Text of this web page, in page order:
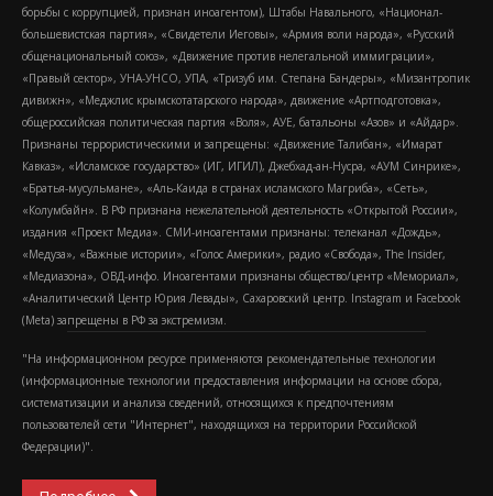
борьбы с коррупцией, признан иноагентом), Штабы Навального, «Национал-
большевистская партия», «Свидетели Иеговы», «Армия воли народа», «Русский
общенациональный союз», «Движение против нелегальной иммиграции»,
«Правый сектор», УНА-УНСО, УПА, «Тризуб им. Степана Бандеры», «Мизантропик
дивижн», «Меджлис крымскотатарского народа», движение «Артподготовка»,
общероссийская политическая партия «Воля», АУЕ, батальоны «Азов» и «Айдар».
Признаны террористическими и запрещены: «Движение Талибан», «Имарат
Кавказ», «Исламское государство» (ИГ, ИГИЛ), Джебхад-ан-Нусра, «АУМ Синрике»,
«Братья-мусульмане», «Аль-Каида в странах исламского Магриба», «Сеть»,
«Колумбайн». В РФ признана нежелательной деятельность «Открытой России»,
издания «Проект Медиа». СМИ-иноагентами признаны: телеканал «Дождь»,
«Медуза», «Важные истории», «Голос Америки», радио «Свобода», The Insider,
«Медиазона», ОВД-инфо. Иноагентами признаны общество/центр «Мемориал»,
«Аналитический Центр Юрия Левады», Сахаровский центр. Instagram и Facebook
(Metа) запрещены в РФ за экстремизм.
"На информационном ресурсе применяются рекомендательные технологии
(информационные технологии предоставления информации на основе сбора,
систематизации и анализа сведений, относящихся к предпочтениям
пользователей сети "Интернет", находящихся на территории Российской
Федерации)".